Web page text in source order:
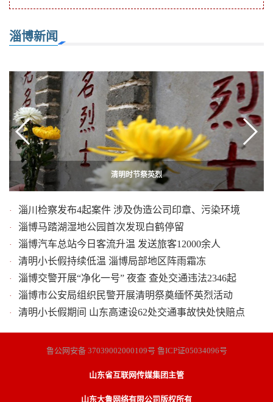
淄博新闻
清明追思致敬英雄 山东各地以多种形式祭奠革命先烈
淄博今天的风有多大？“公鸡”地标都吹掉了
清明时节祭英烈
· 淄川检察发布4起案件 涉及伪造公司印章、污染环境
· 淄博马踏湖湿地公园首次发现白鹤停留
· 淄博汽车总站今日客流升温 发送旅客12000余人
· 清明小长假持续低温 淄博局部地区阵雨霜冻
· 淄博交警开展“净化一号” 夜查 查处交通违法2346起
· 淄博市公安局组织民警开展清明祭奠缅怀英烈活动
· 清明小长假期间 山东高速设62处交通事故快处快赔点
鲁公网安备 37039002000109号 鲁ICP证05034096号
山东省互联网传媒集团主管
山东大鲁网络有限公司版权所有